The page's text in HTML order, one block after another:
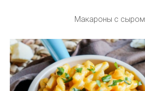
Макароны с сыром